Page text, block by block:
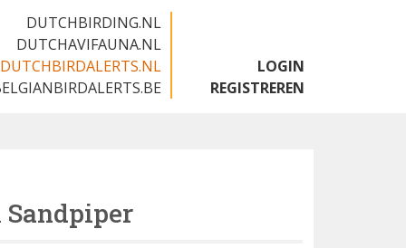
DUTCHBIRDING.NL
DUTCHAVIFAUNA.NL
DUTCHBIRDALERTS.NL
LOGIN
REGISTREREN
Sandpiper